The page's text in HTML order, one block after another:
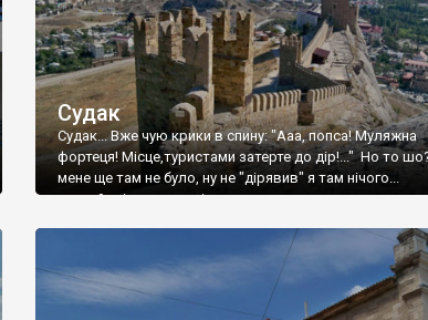
Судак
Судак... Вже чую крики в спину: "Ааа, попса! Муляжна
фортеця! Місце,туристами затерте до дір!..." Но то
мене ще там не було, ну не "дірявив" я там нічого...
принаймні до цього літа.